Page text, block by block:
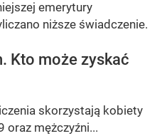
emerytury
niższe świadczenie.
Kto może zyskać
skorzystają kobiety
oraz mężczyźni...